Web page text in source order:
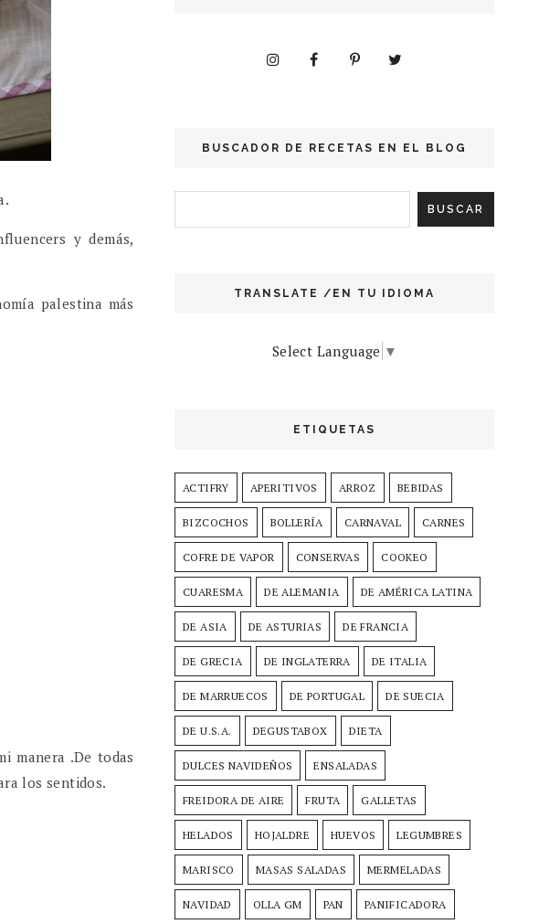
y demás,
palestina más
manera .De todas
los sentidos.
BUSCADOR DE RECETAS EN EL BLOG
TRANSLATE /EN TU IDIOMA
Select Language ▼
ETIQUETAS
ACTIFRY APERITIVOS ARROZ BEBIDAS
BIZCOCHOS BOLLERÍA CARNAVAL CARNES
COFRE DE VAPOR CONSERVAS COOKEO
CUARESMA DE ALEMANIA DE AMÉRICA LATINA
DE ASIA DE ASTURIAS DE FRANCIA
DE GRECIA DE INGLATERRA DE ITALIA
DE MARRUECOS DE PORTUGAL DE SUECIA
DE U.S.A. DEGUSTABOX DIETA
DULCES NAVIDEÑOS ENSALADAS
FREIDORA DE AIRE FRUTA GALLETAS
HELADOS HOJALDRE HUEVOS LEGUMBRES
MARISCO MASAS SALADAS MERMELADAS
NAVIDAD OLLA GM PAN PANIFICADORA